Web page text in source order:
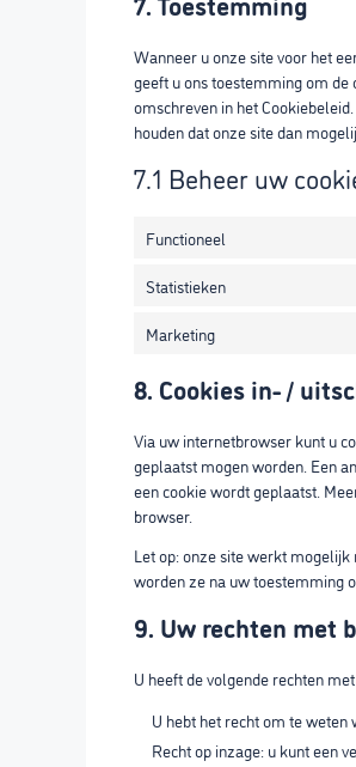
Wanneer u onze site voor het
geeft u ons toestemming om de
omschreven in het
houden dat onze site dan
7.1 Beheer uw
Functioneel
Statistieken
Marketing
8. Cookies in- /
Via uw internetbrowser kunt u
geplaatst mogen worden. Een
een cookie wordt geplaatst.
browser.
Let op: onze site werkt
worden ze na uw toestemming
9. Uw rechten met
U heeft de volgende rechten
U hebt het recht om te weten
Recht op inzage: u kunt een